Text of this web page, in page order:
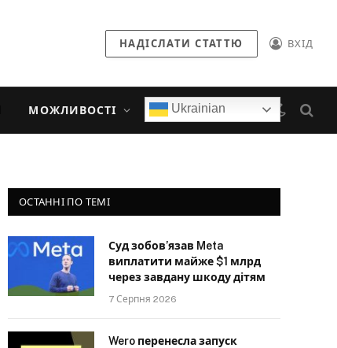
НАДІСЛАТИ СТАТТЮ ВХІД
МОЖЛИВОСТІ Ukrainian
ОСТАННІ ПО ТЕМІ
Суд зобов’язав Meta
виплатити майже $1 млрд
через завдану шкоду дітям
7 Серпня 2026
Wero перенесла запуск